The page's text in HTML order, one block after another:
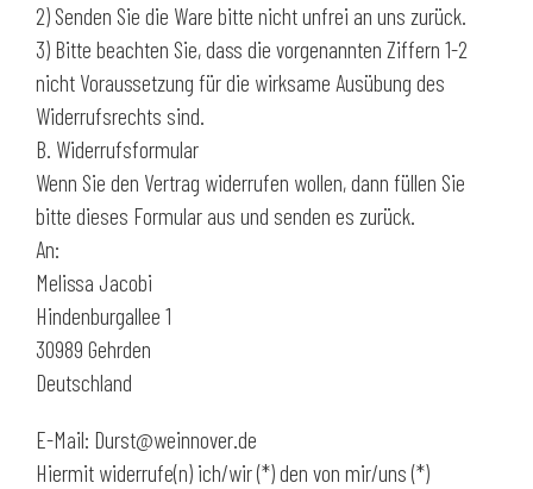
2) Senden Sie die Ware bitte nicht unfrei an uns zurück.
3) Bitte beachten Sie, dass die vorgenannten Ziffern 1-2
nicht Voraussetzung für die wirksame Ausübung des
Widerrufsrechts sind.
B. Widerrufsformular
Wenn Sie den Vertrag widerrufen wollen, dann füllen Sie
bitte dieses Formular aus und senden es zurück.
An:
Melissa Jacobi
Hindenburgallee 1
30989 Gehrden
Deutschland
E-Mail: Durst@weinnover.de
Hiermit widerrufe(n) ich/wir (*) den von mir/uns (*)